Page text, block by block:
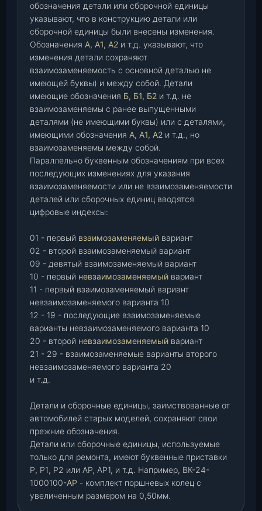
обозначения детали или сборочной единицы
указывают, что в конструкцию детали или
сборочной единицы были внесены изменения.
Обозначения А, А1, А2 и т.д. указывают, что
изменения детали сохраняют
взаимозаменяемость с основной деталью не
имеющей буквы) и между собой. Детали
имеющие обозначения Б, Б1, Б2 и т.д. не
взаимозаменяемы с ранее выпущенными
деталями (не имеющими буквы) или с деталями,
имеющими обозначения А, А1, А2 и т.д., но
взаимозаменяемы между собой.
Параллельно буквенным обозначениям при всех
последующих изменениях для указания
взаимозаменяемости или не взаимозаменяемости
деталей или сборочных единиц вводятся
цифровые индексы:
01 - первый взаимозаменяемый вариант
02 - второй взаимозаменяемый вариант
09 - девятый взаимозаменяемый вариант
10 - первый невзаимозаменяемый вариант
11 - первый взаимозаменяемый вариант
невзаимозаменяемого варианта 10
12 - 19 - последующие взаимозаменяемые
варианты невзаимозаменяемого варианта 10
20 - второй невзаимозаменяемый вариант
21 - 29 - взаимозаменяемые варианты второго
невзаимозаменяемого варианта 20
и т.д.
Детали и сборочные единицы, заимствованные от
автомобилей старых моделей, сохраняют свои
прежние обозначения.
Детали или сборочные единицы, используемые
только для ремонта, имеют буквенные приставки
Р, Р1, Р2 или АР, АР1, и т.д. Например, ВК-24-
1000100-АР - комплект поршневых колец с
увеличенным размером на 0,50мм.